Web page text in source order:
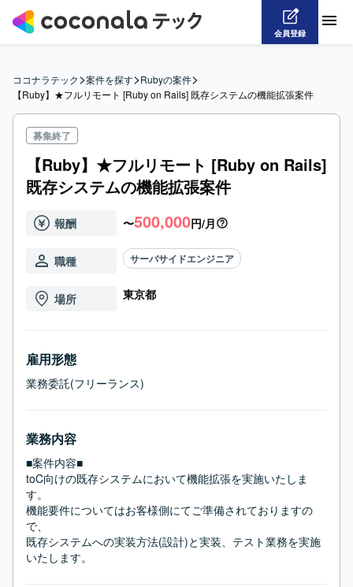
会員登録
ココナラテック>案件を探す>Rubyの案件>
【Ruby】★フルリモート [Ruby on Rails] 既存システムの機能拡張案件
募集終了
【Ruby】★フルリモート [Ruby on Rails]
既存システムの機能拡張案件
報酬 〜500,000円/月
職種 サーバサイドエンジニア
場所 東京都
雇用形態
業務委託(フリーランス)
業務内容
■案件内容■
toC向けの既存システムにおいて機能拡張を実施いたしま
す。
機能要件についてはお客様側にてご準備されておりますの
で、
既存システムへの実装方法(設計)と実装、テスト業務を実施
いたします。